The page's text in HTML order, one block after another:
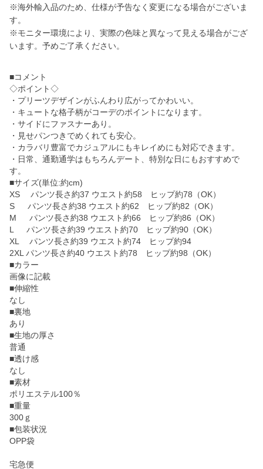
※海外輸入品のため、仕様が予告なく変更になる場合がございま
す。
※モニター環境により、実際の色味と異なって見える場合がござ
います。予めご了承ください。
■コメント
◇ポイント◇
・プリーツデザインがふんわり広がってかわいい。
・キュートな格子柄がコーデのポイントになります。
・サイドにファスナーあり。
・見せパンつきでめくれても安心。
・カラバリ豊富でカジュアルにもキレイめにも対応できます。
・日常、通勤通学はもちろんデート、特別な日にもおすすめで
す。
■サイズ(単位:約cm)
XS パンツ長さ約37 ウエスト約58 ヒップ約78（OK）
S パンツ長さ約38 ウエスト約62 ヒップ約82（OK）
M パンツ長さ約38 ウエスト約66 ヒップ約86（OK）
L パンツ長さ約39 ウエスト約70 ヒップ約90（OK）
XL パンツ長さ約39 ウエスト約74 ヒップ約94
2XL パンツ長さ約40 ウエスト約78 ヒップ約98（OK）
■カラー
画像に記載
■伸縮性
なし
■裏地
あり
■生地の厚さ
普通
■透け感
なし
■素材
ポリエステル100％
■重量
300ｇ
■包装状況
OPP袋
宅急便